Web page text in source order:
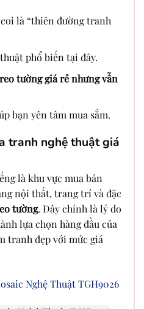
là “thiên đường tranh
phổ biến tại đây.
tường giá rẻ nhưng vẫn
bạn yên tâm mua sắm.
tranh nghệ thuật giá
là khu vực mua bán
nội thất, trang trí và đặc
tường. Đây chính là lý do
lựa chọn hàng đầu của
tranh đẹp với mức giá